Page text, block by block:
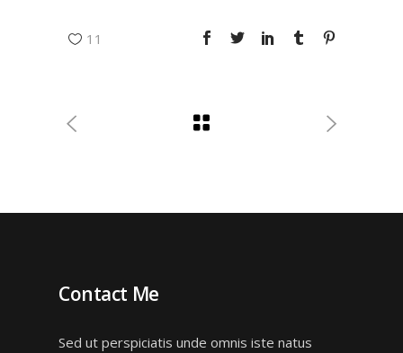
11
Contact Me
Sed ut perspiciatis unde omnis iste natus